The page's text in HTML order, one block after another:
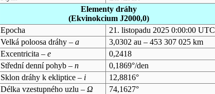
Elementy dráhy
(Ekvinokcium J2000,0)
Epocha
21. listopadu 2025 0:00:00 UTC
Velká poloosa dráhy – a
3,0302 au – 453 307 025 km
Excentricita – e
0,2418
Střední denní pohyb – n
0,1869°/den
Sklon dráhy k ekliptice – i
12,8816°
Délka vzestupného uzlu – Ω
74,1627°